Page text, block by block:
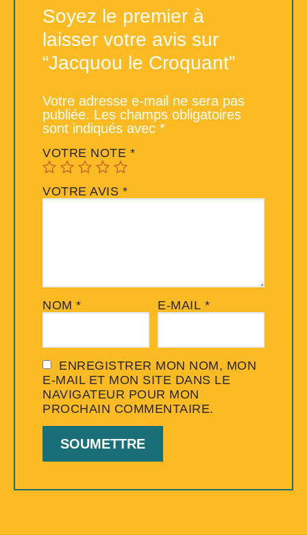
Soyez le premier à
laisser votre avis sur
“Jacquou le Croquant”
Votre adresse e-mail ne sera pas
publiée. Les champs obligatoires
sont indiqués avec *
VOTRE NOTE *
VOTRE AVIS *
NOM * E-MAIL *
ENREGISTRER MON NOM, MON
E-MAIL ET MON SITE DANS LE
NAVIGATEUR POUR MON
PROCHAIN COMMENTAIRE.